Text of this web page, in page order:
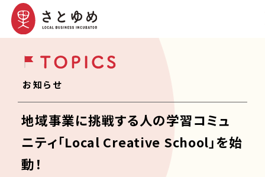
お知らせ
地域事業に挑戦する人の学習コミュ
ニティ「Local Creative School」を始
動！